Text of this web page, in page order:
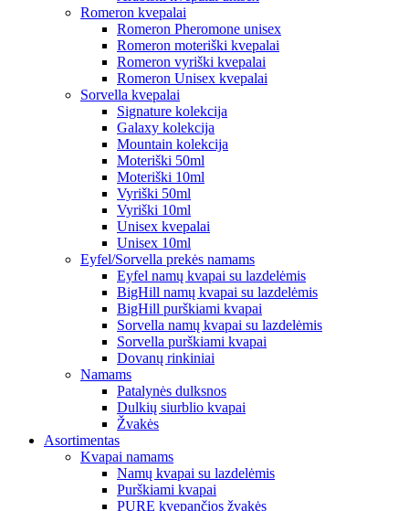
Romeron kvepalai
Romeron Pheromone unisex
Romeron moteriški kvepalai
Romeron vyriški kvepalai
Romeron Unisex kvepalai
Sorvella kvepalai
Signature kolekcija
Galaxy kolekcija
Mountain kolekcija
Moteriški 50ml
Moteriški 10ml
Vyriški 50ml
Vyriški 10ml
Unisex kvepalai
Unisex 10ml
Eyfel/Sorvella prekės namams
Eyfel namų kvapai su lazdelėmis
BigHill namų kvapai su lazdelėmis
BigHill purškiami kvapai
Sorvella namų kvapai su lazdelėmis
Sorvella purškiami kvapai
Dovanų rinkiniai
Namams
Patalynės dulksnos
Dulkių siurblio kvapai
Žvakės
Asortimentas
Kvapai namams
Namų kvapai su lazdelėmis
Purškiami kvapai
PURE kvepančios žvakės